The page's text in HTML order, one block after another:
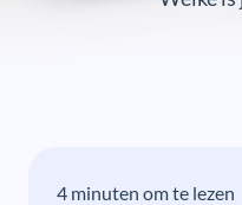
4 minuten om te lezen